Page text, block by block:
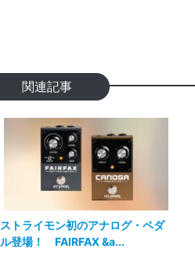
関連記事
ストライモン初のアナログ・ペダ
ル登場！ FAIRFAX &a...